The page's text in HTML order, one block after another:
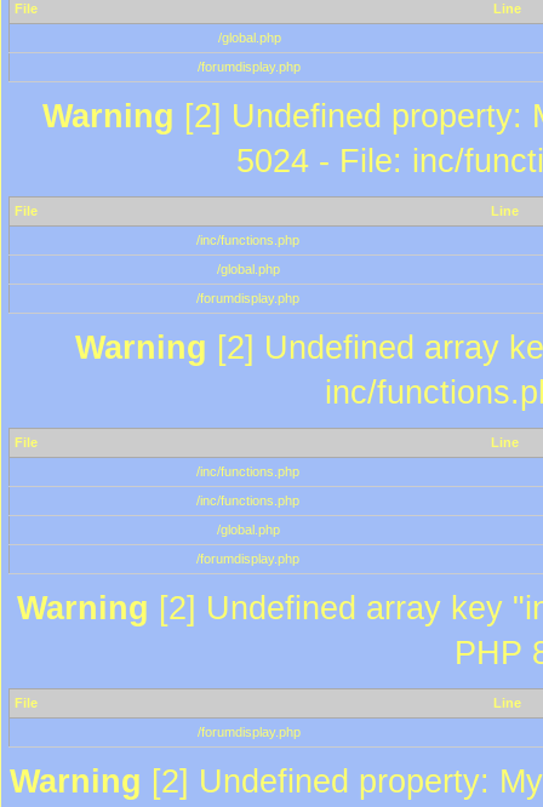
File
Line
/global.php
/forumdisplay.php
Warning [2] Undefined property:
5024 - File: inc/
File
Line
/inc/functions.php
/global.php
/forumdisplay.php
Warning [2] Undefined array
inc/
File
Line
/inc/functions.php
/inc/functions.php
/global.php
/forumdisplay.php
Warning [2] Undefined array key
PHP
File
Line
/forumdisplay.php
Warning [2] Undefined property: